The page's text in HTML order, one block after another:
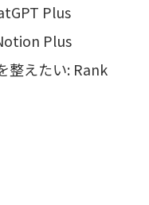
Plus
Plus
整えたい: Rank